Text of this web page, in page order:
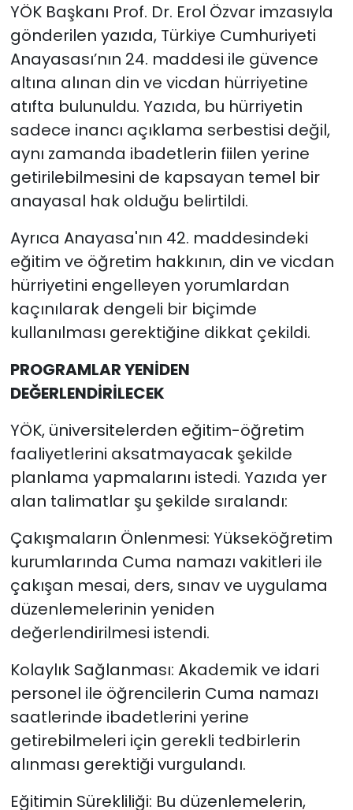
YÖK Başkanı Prof. Dr. Erol Özvar imzasıyla
gönderilen yazıda, Türkiye Cumhuriyeti
Anayasası’nın 24. maddesi ile güvence
altına alınan din ve vicdan hürriyetine
atıfta bulunuldu. Yazıda, bu hürriyetin
sadece inancı açıklama serbestisi değil,
aynı zamanda ibadetlerin fiilen yerine
getirilebilmesini de kapsayan temel bir
anayasal hak olduğu belirtildi.
Ayrıca Anayasa'nın 42. maddesindeki
eğitim ve öğretim hakkının, din ve vicdan
hürriyetini engelleyen yorumlardan
kaçınılarak dengeli bir biçimde
kullanılması gerektiğine dikkat çekildi.
PROGRAMLAR YENİDEN
DEĞERLENDİRİLECEK
YÖK, üniversitelerden eğitim-öğretim
faaliyetlerini aksatmayacak şekilde
planlama yapmalarını istedi. Yazıda yer
alan talimatlar şu şekilde sıralandı:
Çakışmaların Önlenmesi: Yükseköğretim
kurumlarında Cuma namazı vakitleri ile
çakışan mesai, ders, sınav ve uygulama
düzenlemelerinin yeniden
değerlendirilmesi istendi.
Kolaylık Sağlanması: Akademik ve idari
personel ile öğrencilerin Cuma namazı
saatlerinde ibadetlerini yerine
getirebilmeleri için gerekli tedbirlerin
alınması gerektiği vurgulandı.
Eğitimin Sürekliliği: Bu düzenlemelerin,